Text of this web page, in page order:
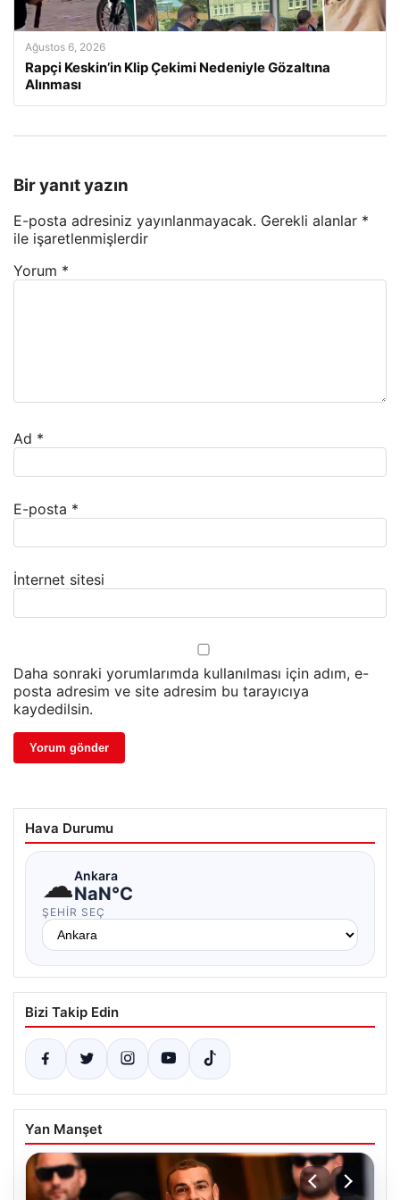
Ağustos 6, 2026
Rapçi Keskin’in Klip Çekimi Nedeniyle Gözaltına
Alınması
Bir yanıt yazın
E-posta adresiniz yayınlanmayacak. Gerekli alanlar *
ile işaretlenmişlerdir
Yorum *
Ad *
E-posta *
İnternet sitesi
Daha sonraki yorumlarımda kullanılması için adım, e-
posta adresim ve site adresim bu tarayıcıya
kaydedilsin.
Hava Durumu
☁Ankara
NaN°C
ŞEHIR SEÇ
Bizi Takip Edin
Yan Manşet